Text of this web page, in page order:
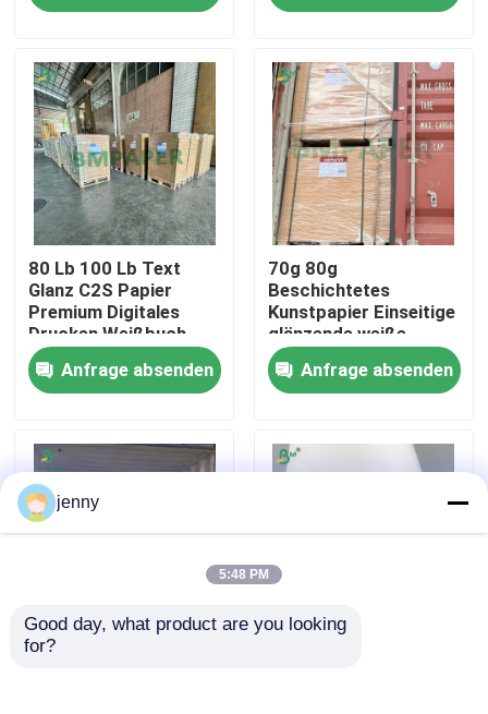
Startseite
Produkte
Über uns
Fabrik Tour
Qualitätskontrolle
Nachrichten
Cad-Plotter-Papier
80 Lb 100 Lb Text
Glanz C2S Papier
Premium Digitales
Drucken Weißbuch
Anfrage absenden
70g 80g
Beschichtetes
Kunstpapier Einseitige
glänzende weiße
Aufkleber
Gesichtspapier 70cm
X 100cm
Anfrage absenden
1 mm 2 mm Weiß
jenny
5:48 PM
Good day, what product are you looking
for?